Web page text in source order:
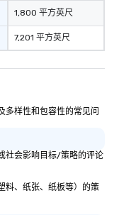
1,800 平方英尺
7,201 平方英尺
样性和包容性的常见问
社会影响目标/策略的评论
料、纸张、纸板等）的策